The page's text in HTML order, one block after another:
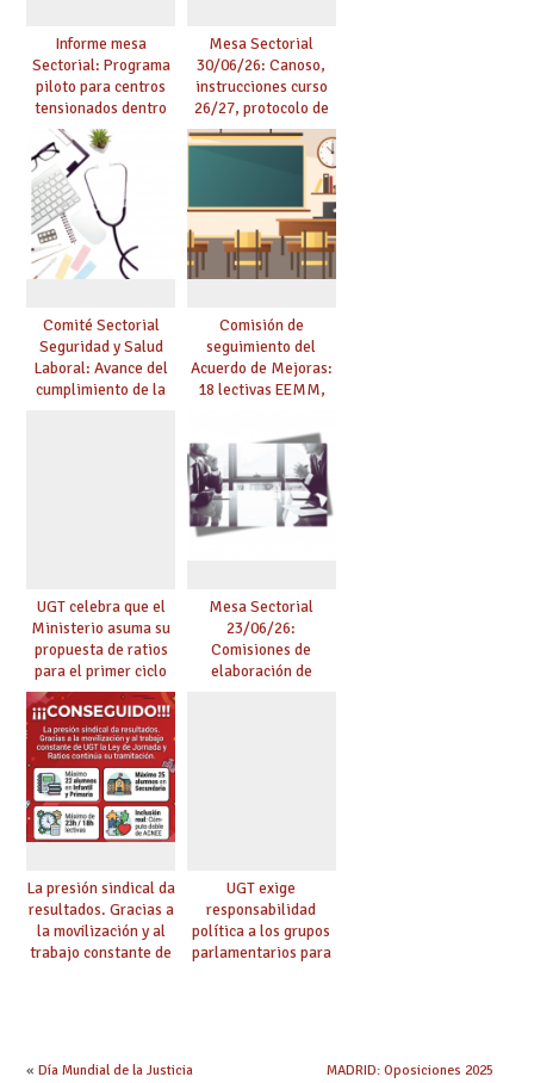
Informe mesa
Sectorial: Programa
piloto para centros
tensionados dentro
del marco del
Acuerdo de Mejoras y
evaluación del curso
25/26
Mesa Sectorial
30/06/26: Canoso,
instrucciones curso
26/27, protocolo de
agresiones.
Comité Sectorial
Seguridad y Salud
Laboral: Avance del
cumplimiento de la
Comisión de
seguimiento del
Acuerdo de Mejoras:
18 lectivas EEMM,
mayores 55 y pilotaje
en centros
tensionados
UGT celebra que el
Ministerio asuma su
propuesta de ratios
para el primer ciclo
de Infantil y pide
extender la misma
ambición al resto de
etapas
Mesa Sectorial
23/06/26:
Comisiones de
elaboración de
La presión sindical da
resultados. Gracias a
la movilización y al
trabajo constante de
UGT exige
responsabilidad
política a los grupos
parlamentarios para
« Día Mundial de la Justicia
MADRID: Oposiciones 2025